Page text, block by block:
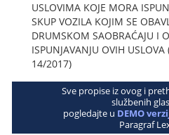
USLOVIMA KOJE MORA
SKUP VOZILA KOJIM SE
DRUMSKOM SAOBRAĆAJU I
ISPUNJAVANJU OVIH
14/2017)
Sve propise iz ovog i
službenih
pogledajte u DEMO
Paragraf